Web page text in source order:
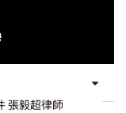
張毅超律師